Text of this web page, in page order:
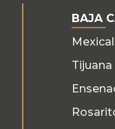
BAJA
Tijuana